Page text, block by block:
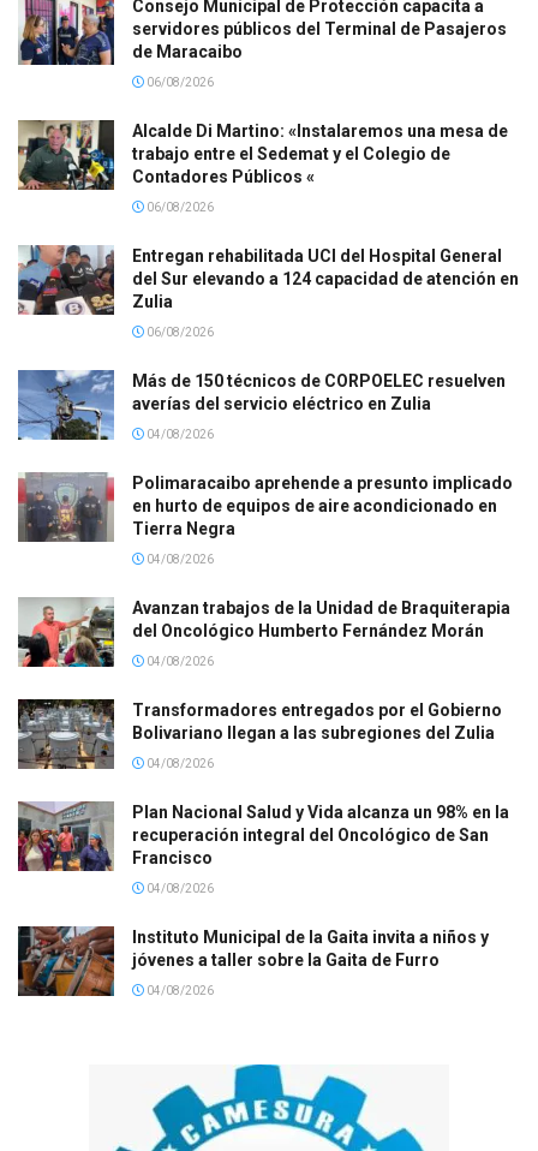
Consejo Municipal de Protección capacita a
servidores públicos del Terminal de Pasajeros
de Maracaibo
06/08/2026
Alcalde Di Martino: «Instalaremos una mesa de
trabajo entre el Sedemat y el Colegio de
Contadores Públicos «
06/08/2026
Entregan rehabilitada UCI del Hospital General
del Sur elevando a 124 capacidad de atención en
Zulia
06/08/2026
Más de 150 técnicos de CORPOELEC resuelven
averías del servicio eléctrico en Zulia
04/08/2026
Polimaracaibo aprehende a presunto implicado
en hurto de equipos de aire acondicionado en
Tierra Negra
04/08/2026
Avanzan trabajos de la Unidad de Braquiterapia
del Oncológico Humberto Fernández Morán
04/08/2026
Transformadores entregados por el Gobierno
Bolivariano llegan a las subregiones del Zulia
04/08/2026
Plan Nacional Salud y Vida alcanza un 98% en la
recuperación integral del Oncológico de San
Francisco
04/08/2026
Instituto Municipal de la Gaita invita a niños y
jóvenes a taller sobre la Gaita de Furro
04/08/2026